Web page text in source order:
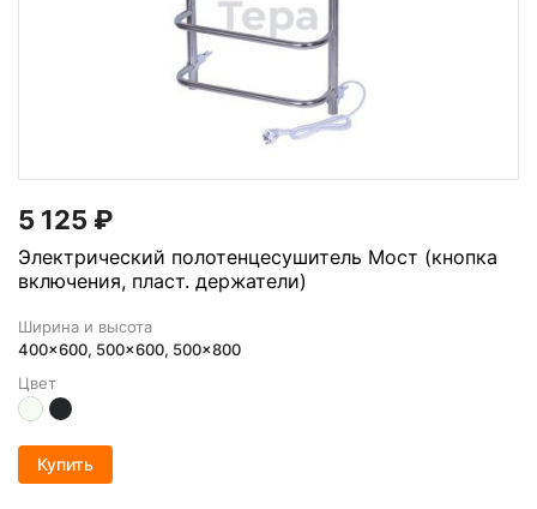
5 125 ₽
Электрический полотенцесушитель Мост (кнопка
включения, пласт. держатели)
Ширина и высота
400x600, 500x600, 500x800
Цвет
Купить